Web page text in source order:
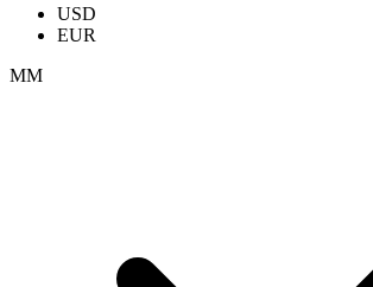
USD
EUR
ММ